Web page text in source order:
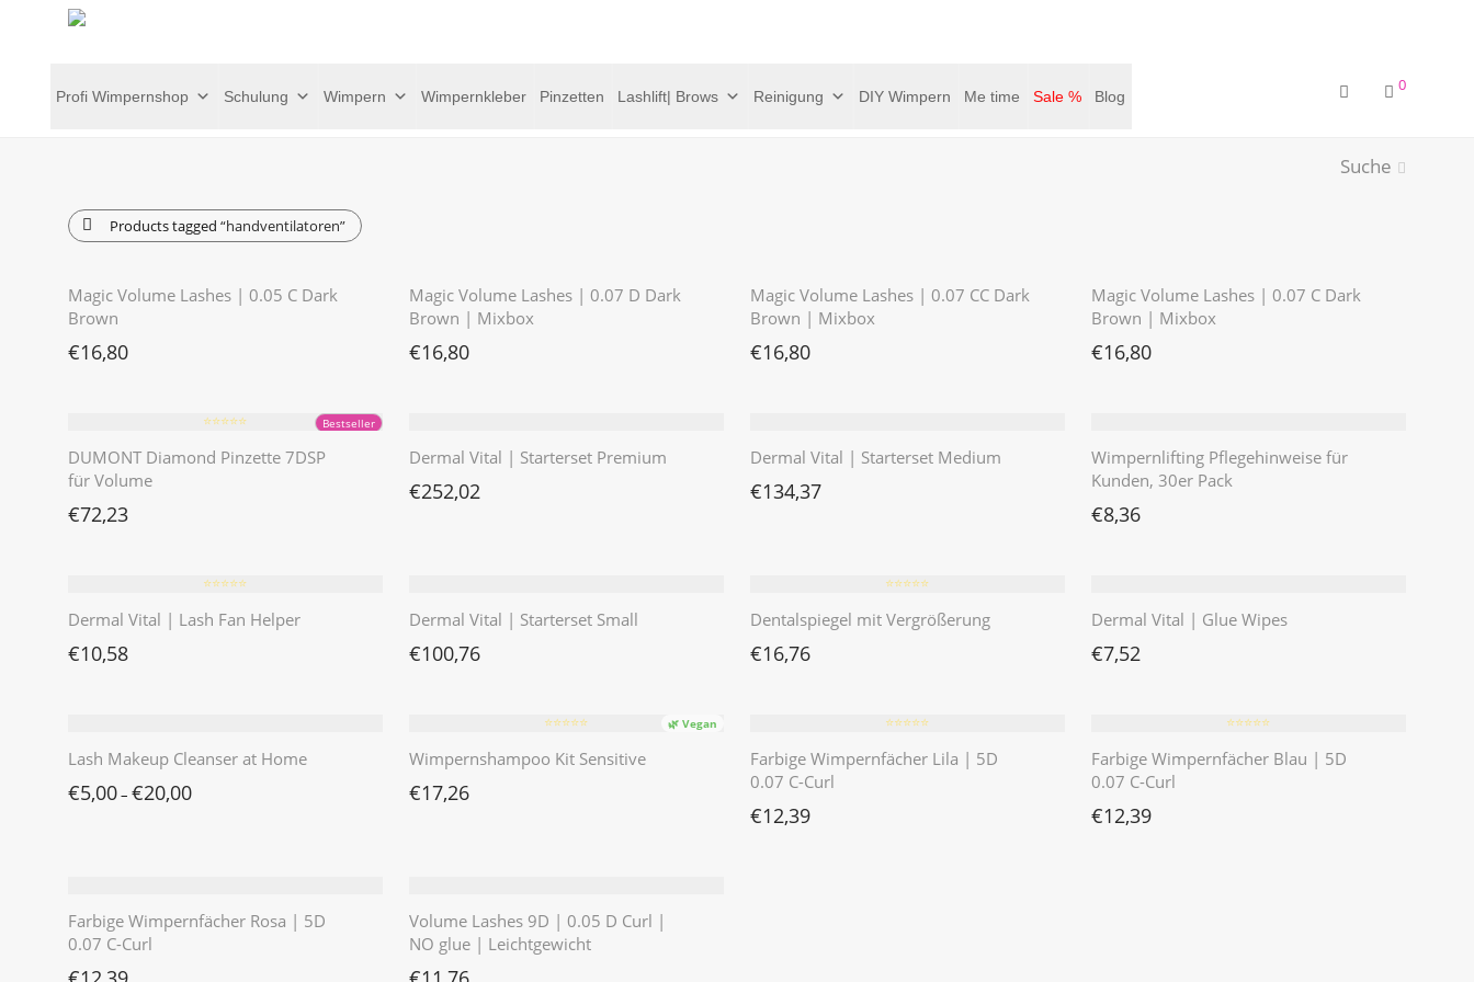
Profi Wimpernshop Schulung Wimpern Wimpernkleber Pinzetten Lashlift| Brows Reinigung DIY Wimpern Me time Sale % Blog
0
Suche
Products tagged “handventilatoren”
Magic Volume Lashes | 0.05 C Dark
Brown
€16,80
Magic Volume Lashes | 0.07 D Dark
Brown | Mixbox
€16,80
Magic Volume Lashes | 0.07 CC Dark
Brown | Mixbox
€16,80
Magic Volume Lashes | 0.07 C Dark
Brown | Mixbox
€16,80
Bestseller
⭐️⭐️⭐️⭐️⭐️
DUMONT Diamond Pinzette 7DSP
für Volume
€72,23
Dermal Vital | Starterset Premium
€252,02
Dermal Vital | Starterset Medium
€134,37
Wimpernlifting Pflegehinweise für
Kunden, 30er Pack
€8,36
⭐️⭐️⭐️⭐️⭐️
Dermal Vital | Lash Fan Helper
€10,58
Dermal Vital | Starterset Small
€100,76
⭐️⭐️⭐️⭐️⭐️
Dentalspiegel mit Vergrößerung
€16,76
Dermal Vital | Glue Wipes
€7,52
Lash Makeup Cleanser at Home
€5,00– €20,00
⭐️⭐️⭐️⭐️⭐️ 🌿 Vegan
Wimpernshampoo Kit Sensitive
€17,26
⭐️⭐️⭐️⭐️⭐️
Farbige Wimpernfächer Lila | 5D
0.07 C-Curl
€12,39
⭐️⭐️⭐️⭐️⭐️
Farbige Wimpernfächer Blau | 5D
0.07 C-Curl
€12,39
Farbige Wimpernfächer Rosa | 5D
0.07 C-Curl
Volume Lashes 9D | 0.05 D Curl |
NO glue | Leichtgewicht